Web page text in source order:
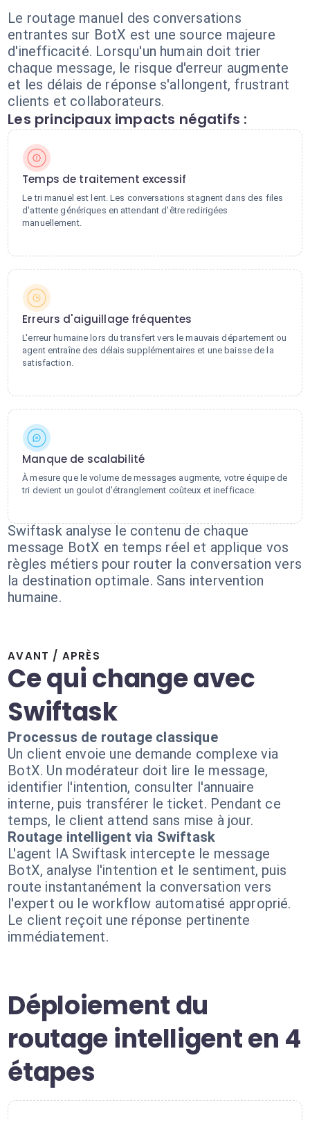
Le routage manuel des conversations
entrantes sur BotX est une source majeure
d'inefficacité. Lorsqu'un humain doit trier
chaque message, le risque d'erreur augmente
et les délais de réponse s'allongent, frustrant
clients et collaborateurs.
Les principaux impacts négatifs :
Temps de traitement excessif
Le tri manuel est lent. Les conversations stagnent dans des files
d'attente génériques en attendant d'être redirigées
manuellement.
Erreurs d'aiguillage fréquentes
L'erreur humaine lors du transfert vers le mauvais département ou
agent entraîne des délais supplémentaires et une baisse de la
satisfaction.
Manque de scalabilité
À mesure que le volume de messages augmente, votre équipe de
tri devient un goulot d'étranglement coûteux et inefficace.
Swiftask analyse le contenu de chaque
message BotX en temps réel et applique vos
règles métiers pour router la conversation vers
la destination optimale. Sans intervention
humaine.
AVANT / APRÈS
Ce qui change avec
Swiftask
Processus de routage classique
Un client envoie une demande complexe via
BotX. Un modérateur doit lire le message,
identifier l'intention, consulter l'annuaire
interne, puis transférer le ticket. Pendant ce
temps, le client attend sans mise à jour.
Routage intelligent via Swiftask
L'agent IA Swiftask intercepte le message
BotX, analyse l'intention et le sentiment, puis
route instantanément la conversation vers
l'expert ou le workflow automatisé approprié.
Le client reçoit une réponse pertinente
immédiatement.
Déploiement du
routage intelligent en 4
étapes